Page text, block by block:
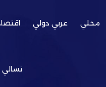
محلي عربي دولي
تسالي